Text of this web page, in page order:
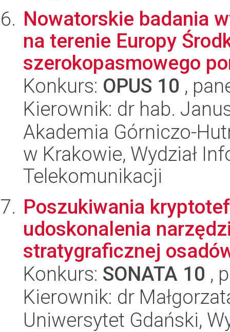
Nowatorskie badania
na terenie Europy
szerokopasmowego
Konkurs: OPUS 10 ,
Kierownik: dr hab.
Akademia Górniczo-
w Krakowie, Wydział
Telekomunikacji
Poszukiwania
udoskonalenia
stratygraficznej
Konkurs: SONATA 10 ,
Kierownik: dr
Uniwersytet Gdański,